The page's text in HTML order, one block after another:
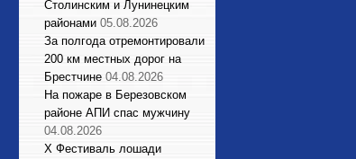
Столинским и Лунинецким
районами 05.08.2026
За полгода отремонтировали
200 км местных дорог на
Брестчине 04.08.2026
На пожаре в Березовском
районе АПИ спас мужчину
04.08.2026
X Фестиваль лошади